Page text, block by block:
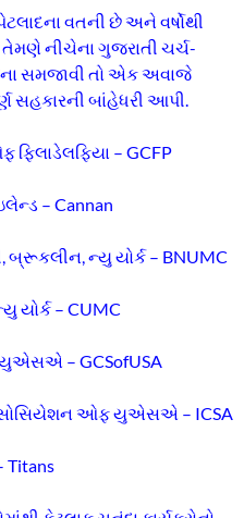
વતની છે અને વર્ષોથી
તેમણે નીચેના ગુજરાતી ચર્ચ-
સમજાવી તો એક અવાજે
સહકારની બાંહેધરી આપી.
ફિલાડેલફિયા – GCFP
– Cannan
ન્યુ યોર્ક – BNUMC
યોર્ક – CUMC
– GCSofUSA
ઓફ યુએસએ – ICSA
Titans